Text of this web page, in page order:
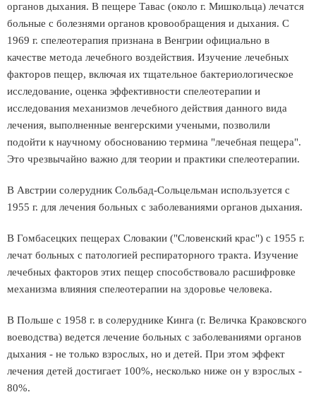
органов дыхания. В пещере Тавас (около г. Мишкольца) лечатся
больные с болезнями органов кровообращения и дыхания. С
1969 г. спелеотерапия признана в Венгрии официально в
качестве метода лечебного воздействия. Изучение лечебных
факторов пещер, включая их тщательное бактериологическое
исследование, оценка эффективности спелеотерапии и
исследования механизмов лечебного действия данного вида
лечения, выполненные венгерскими учеными, позволили
подойти к научному обоснованию термина "лечебная пещера".
Это чрезвычайно важно для теории и практики спелеотерапии.
В Австрии солерудник Сольбад-Сольцельман используется с
1955 г. для лечения больных с заболеваниями органов дыхания.
В Гомбасецких пещерах Словакии ("Словенский крас") с 1955 г.
лечат больных с патологией респираторного тракта. Изучение
лечебных факторов этих пещер способствовало расшифровке
механизма влияния спелеотерапии на здоровье человека.
В Польше с 1958 г. в солеруднике Кинга (г. Величка Краковского
воеводства) ведется лечение больных с заболеваниями органов
дыхания - не только взрослых, но и детей. При этом эффект
лечения детей достигает 100%, несколько ниже он у взрослых -
80%.